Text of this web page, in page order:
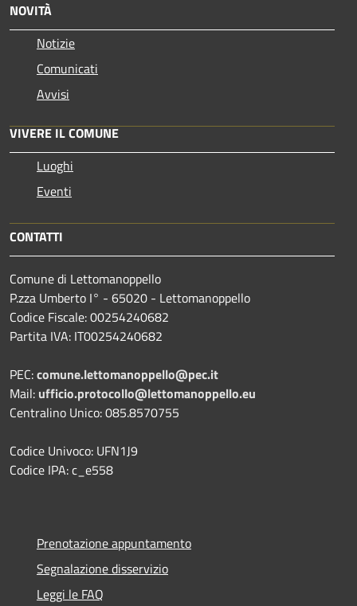
NOVITÀ
Notizie
Comunicati
Avvisi
VIVERE IL COMUNE
Luoghi
Eventi
CONTATTI
Comune di Lettomanoppello
P.zza Umberto I° - 65020 - Lettomanoppello
Codice Fiscale: 00254240682
Partita IVA: IT00254240682
PEC:comune.lettomanoppello@pec.it
Mail: ufficio.protocollo@lettomanoppello.eu
Centralino Unico: 085.8570755
Codice Univoco: UFN1J9
Codice IPA: c_e558
Prenotazione appuntamento
Segnalazione disservizio
Leggi le FAQ